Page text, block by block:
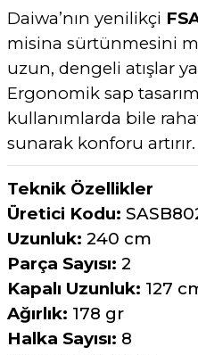
Daiwa’nın yenilikçi
misina sürtünmesini
uzun, dengeli atışlar
Ergonomik sap
kullanımlarda bile
sunarak konforu artırır.
Teknik Özellikler
Üretici Kodu:
Uzunluk: 240 cm
Parça Sayısı: 2
Kapalı Uzunluk: 127
Ağırlık: 178 gr
Halka Sayısı: 8